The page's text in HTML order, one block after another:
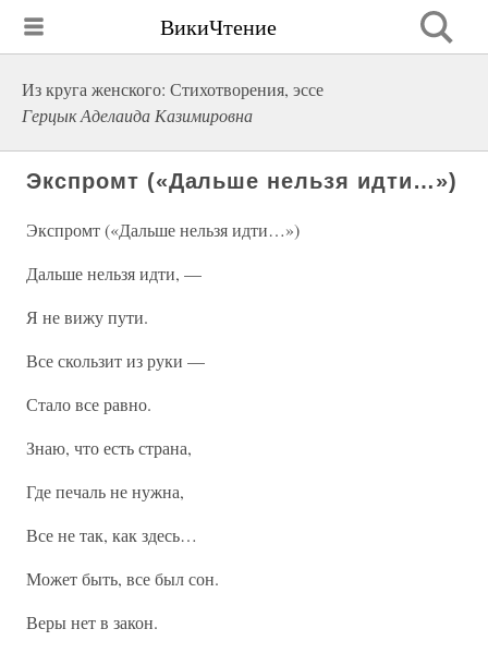
ВикиЧтение
Из круга женского: Стихотворения, эссе
Герцык Аделаида Казимировна
Экспромт («Дальше нельзя идти…»)
Экспромт («Дальше нельзя идти…»)
Дальше нельзя идти, —
Я не вижу пути.
Все скользит из руки —
Стало все равно.
Знаю, что есть страна,
Где печаль не нужна,
Все не так, как здесь…
Может быть, все был сон.
Веры нет в закон.